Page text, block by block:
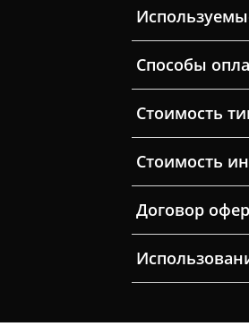
Способы
Стоимость
Стоимость
Договор